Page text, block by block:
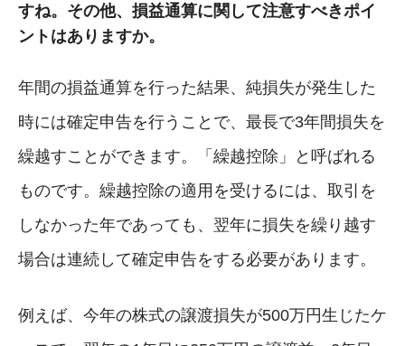
すね。その他、損益通算に関して注意すべきポイ
ントはありますか。
年間の損益通算を行った結果、純損失が発生した
時には確定申告を行うことで、最長で3年間損失を
繰越すことができます。「繰越控除」と呼ばれる
ものです。繰越控除の適用を受けるには、取引を
しなかった年であっても、翌年に損失を繰り越す
場合は連続して確定申告をする必要があります。
例えば、今年の株式の譲渡損失が500万円生じたケ